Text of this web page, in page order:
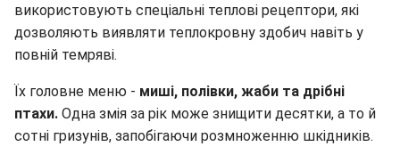
використовують спеціальні теплові рецептори, які
дозволяють виявляти теплокровну здобич навіть у
повній темряві.
Їх головне меню - миші, полівки, жаби та дрібні
птахи. Одна змія за рік може знищити десятки, а то й
сотні гризунів, запобігаючи розмноженню шкідників.